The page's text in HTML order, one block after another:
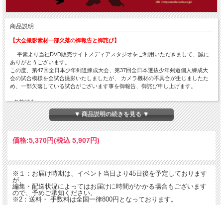
商品説明
【大会撮影素材一部欠落の御報告と御詫び】
平素より当社DVD販売サイトメディアスタジオをご利用いただきまして、誠に
ありがとうございます。
この度、第47回全日本少年剣道練成大会、第37回全日本選抜少年剣道個人練成大
会の試合模様を全試合撮影いたしましたが、 カメラ機材の不具合が生じましたた
め、一部欠落している試合がございます事を御報告、御詫び申し上げます。
■欠落試合
・中学生団体の部 第4会場 ⇒7試合分
上記該当試合に関しましては素材が一部欠落しているため、当DVDに全試合を映像
該当商品に関しましては 該当試合以外の集約パッケージ化を行い、\1,000割引
ますのでご確認いただき、 ご不明点等ございましたら当DVD販売サイト運営会社
㈱メディア・ゲート・ジャパンまで お問い合わせいただきます様、よろしくお願
い申し上げます。
今回の機材不具合の原因究明を行うと共に、来年度以降の大会DVD制作の対策を練
▼ 商品説明の続きを見る ▼
価格:5,370円(税込 5,907円)
※１：お届け時期は、イベント当日より45日後を予定しております
が、
編集・配送状況によってはお届けに時間がかかる場合もございます
ので、予めご承知ください。
※2：送料・ 手数料は全国一律800円となっております。